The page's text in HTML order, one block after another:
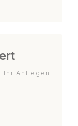
Ihr Anliegen